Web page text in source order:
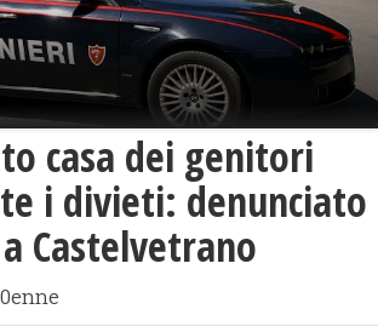
casa dei genitori
i divieti: denunciato
Castelvetrano